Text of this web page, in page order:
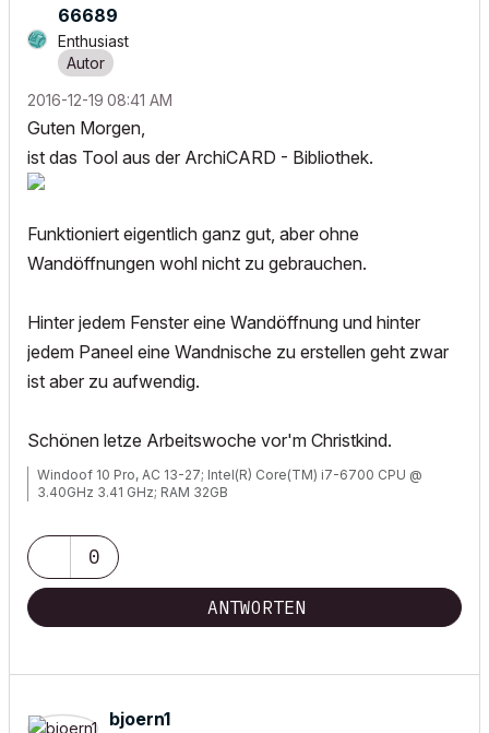
66689
Enthusiast
‎2016-12-19 08:41 AM
Guten Morgen,
ist das Tool aus der ArchiCARD - Bibliothek.
Funktioniert eigentlich ganz gut, aber ohne
Wandöffnungen wohl nicht zu gebrauchen.
Hinter jedem Fenster eine Wandöffnung und hinter
jedem Paneel eine Wandnische zu erstellen geht zwar
ist aber zu aufwendig.
Schönen letze Arbeitswoche vor'm Christkind.
Windoof 10 Pro, AC 13-27; Intel(R) Core(TM) i7-6700 CPU @
3.40GHz 3.41 GHz; RAM 32GB
0
ANTWORTEN
bjoern1